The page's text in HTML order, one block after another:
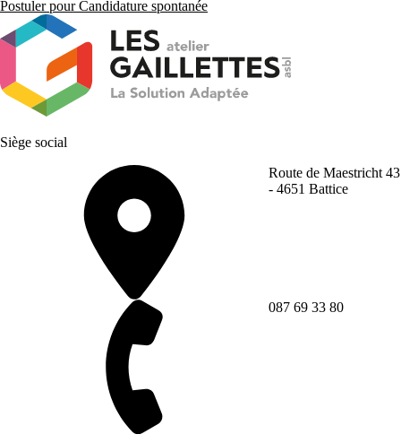
Postuler pour Candidature spontanée
Siège social
Route de Maestricht 43
- 4651 Battice
087 69 33 80